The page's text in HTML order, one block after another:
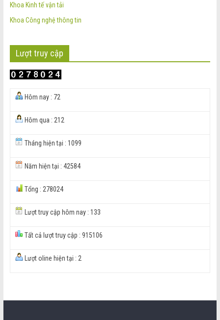
Khoa Kinh tế vận tải
Khoa Công nghệ thông tin
Lượt truy cập
Hôm nay : 72
Hôm qua : 212
Tháng hiện tại : 1099
Năm hiện tại : 42584
Tổng : 278024
Lượt truy cập hôm nay : 133
Tất cả lượt truy cập : 915106
Lượt oline hiện tại : 2